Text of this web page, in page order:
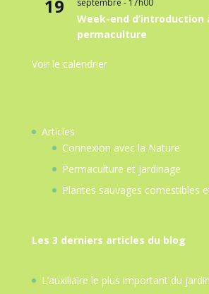
19
septembre - 17h00
Week-end d’introduction
permaculture
Voir le calendrier
Articles
Connexion avec la Nature
Permaculture et jardinage
Plantes sauvages comestibles
Les 3 derniers articles du blog
L’auxiliaire le plus important du jardin